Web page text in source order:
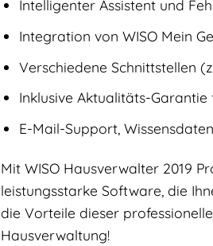
Intelligenter Assistent und
Integration von WISO Mein
Verschiedene Schnittstellen
Inklusive Aktualitäts-
E-Mail-Support,
Mit WISO Hausverwalter 2019
leistungsstarke Software, die
die Vorteile dieser
Hausverwaltung!